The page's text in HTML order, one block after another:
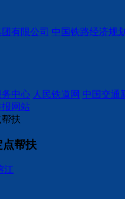
有限公司 中国铁路经济规
中心 人民铁道网 中国交通
网站
扶
点帮扶
江